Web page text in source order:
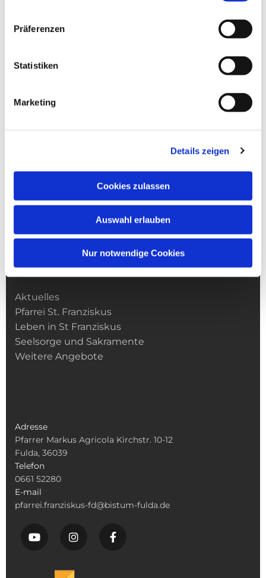
Präferenzen
Statistiken
Marketing
Details zeigen
Cookies zulassen
Auswahl erlauben
Nur notwendige Cookies
Kirchengemeinde­­ St. Franziskus
Aktuelles
Pfarrei St. Franziskus
Leben in St Franziskus
Seelsorge und Sakramente
Weitere Angebote
Adresse
Pfarrer Markus Agricola Kirchstr. 10-12
Fulda, 36039
Telefon
0661 52280
E-mail
pfarrei.franziskus-fd@bistum-fulda.de